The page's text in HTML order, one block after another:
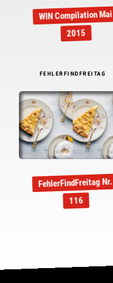
WIN Compilation Mai
2015
FEHLERFINDFREITAG
FehlerFindFreitag Nr.
116